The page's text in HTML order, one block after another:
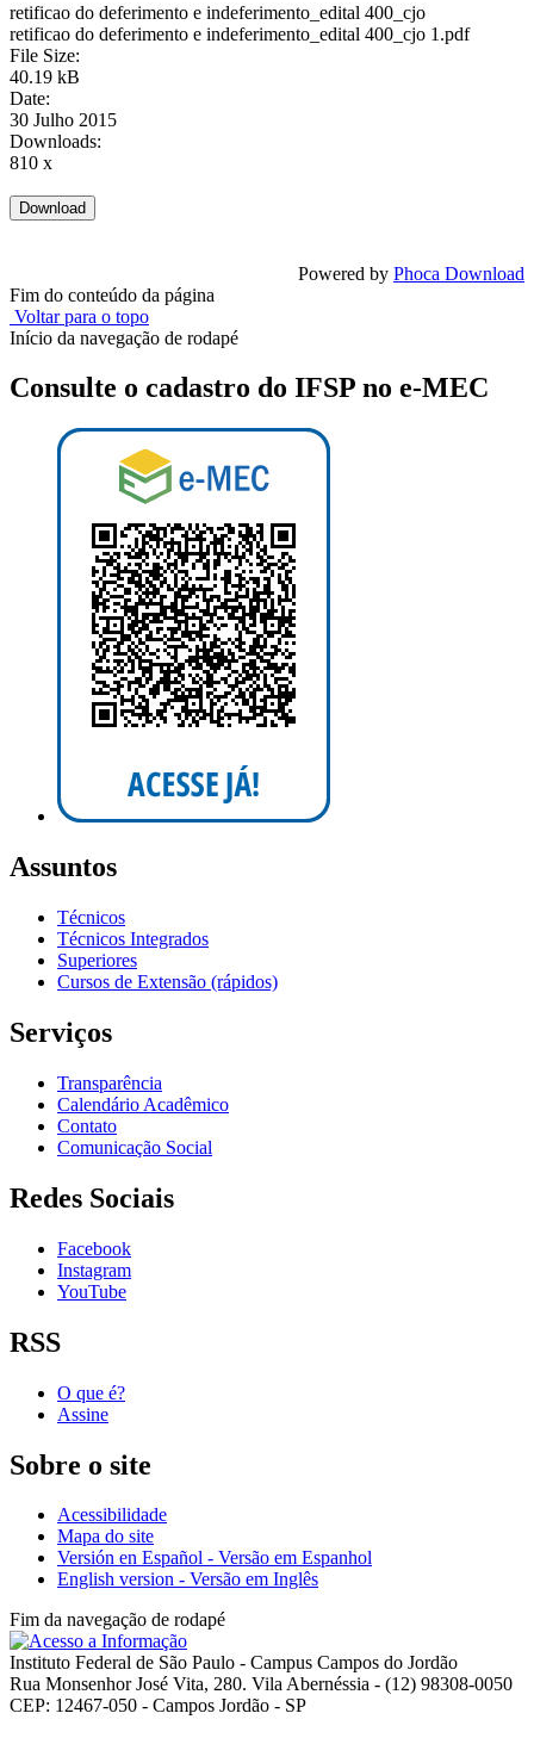
retificao do deferimento e indeferimento_edital 400_cjo
retificao do deferimento e indeferimento_edital 400_cjo 1.pdf
File Size:
40.19 kB
Date:
30 Julho 2015
Downloads:
810 x
Powered by Phoca Download
Fim do conteúdo da página
Voltar para o topo
Início da navegação de rodapé
Consulte o cadastro do IFSP no e-MEC
Assuntos
Técnicos
Técnicos Integrados
Superiores
Cursos de Extensão (rápidos)
Serviços
Transparência
Calendário Acadêmico
Contato
Comunicação Social
Redes Sociais
Facebook
Instagram
YouTube
RSS
O que é?
Assine
Sobre o site
Acessibilidade
Mapa do site
Versión en Español - Versão em Espanhol
English version - Versão em Inglês
Fim da navegação de rodapé
Instituto Federal de São Paulo - Campus Campos do Jordão
Rua Monsenhor José Vita, 280. Vila Abernéssia - (12) 98308-0050
CEP: 12467-050 - Campos Jordão - SP